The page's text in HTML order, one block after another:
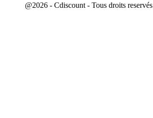
@2026 - Cdiscount - Tous droits reservés